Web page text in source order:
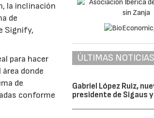
la inclinación
de
Signify,
para hacer
donde
de
conforme
ÚLTIMAS NOTICIAS
Gabriel López Ruiz,
presidente de Sigaus